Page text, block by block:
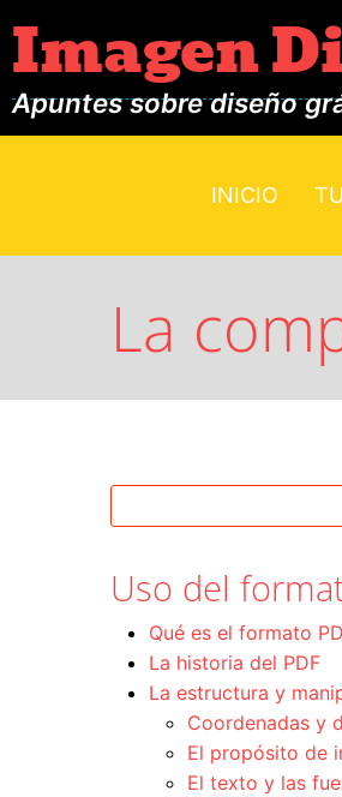
Imagen
Apuntes sobre diseño
INICIO
La
Uso del
Qué es el formato
La historia del PDF
La estructura y
Coordenadas y
El propósito de
El texto y las